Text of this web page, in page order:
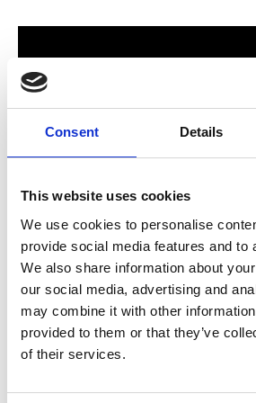
Consent Details
This website uses cookies
We use cookies to personalise
provide social media features and to
We also share information about
our social media, advertising and
may combine it with other
provided to them or that they’ve
of their services.
För hela
2024 stod Varbergs nya butik och
ett av Sveriges mest välsorterade
både dig som konsument och